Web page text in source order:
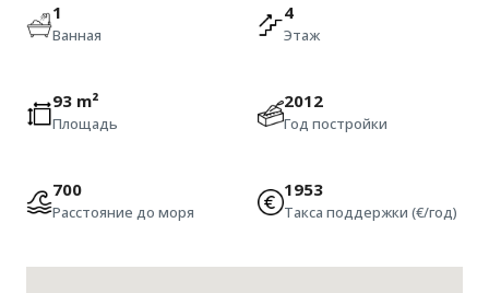
1
Ванная
4
Этаж
93 m²
Площадь
2012
Год постройки
700
Расстояние до моря
1953
Такса поддержки (€/год)